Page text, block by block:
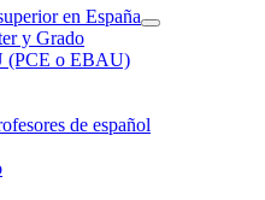
en España
y Grado
(PCE o EBAU)
de español